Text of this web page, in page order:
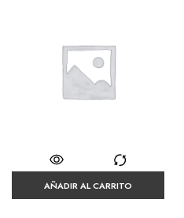
AÑADIR AL CARRITO